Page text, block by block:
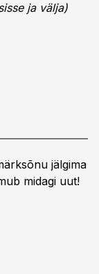
ja välja)
jälgima
midagi uut!